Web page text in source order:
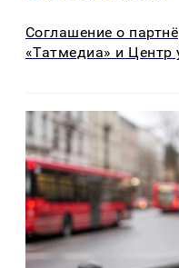
Соглашение о
«Татмедиа» и Центр